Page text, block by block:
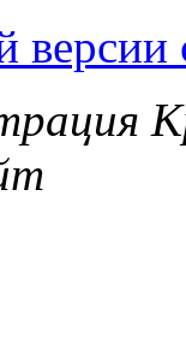
версии